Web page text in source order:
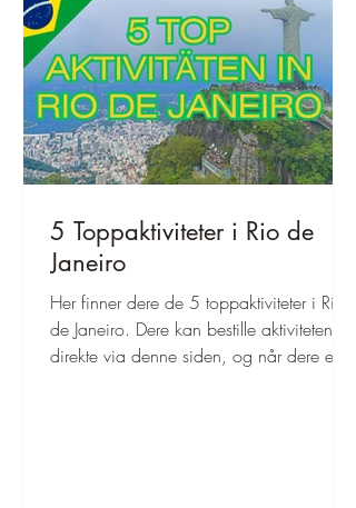
5 Toppaktiviteter i Rio de
Janeiro
Her finner dere de 5 toppaktiviteter i Rio
de Janeiro. Dere kan bestille aktivitetene
direkte via denne siden, og når dere er